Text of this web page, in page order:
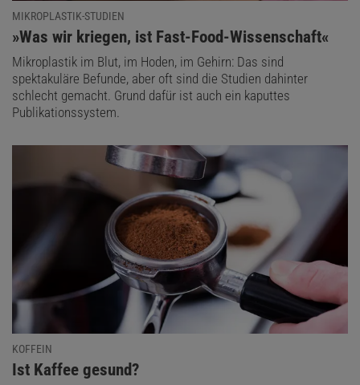
MIKROPLASTIK-STUDIEN
:
»Was wir kriegen, ist Fast-Food-Wissenschaft«
Mikroplastik im Blut, im Hoden, im Gehirn: Das sind
spektakuläre Befunde, aber oft sind die Studien dahinter
schlecht gemacht. Grund dafür ist auch ein kaputtes
Publikationssystem.
KOFFEIN
:Ist Kaffee gesund?